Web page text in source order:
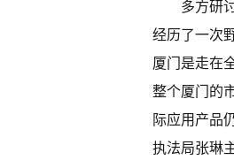
多方研
经历了一次
厦门是走在
整个厦门的
际应用产品
执法局张琳